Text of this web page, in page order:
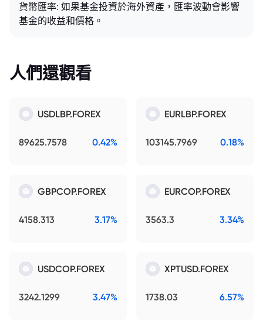
貨幣匯率: 如果基金投資於海外資產，匯率波動會影響
基金的收益和價格。
人們還觀看
USDLBP.FOREX
89625.7578 0.42%
EURLBP.FOREX
103145.7969 0.18%
GBPCOP.FOREX
4158.313 3.17%
EURCOP.FOREX
3563.3 3.34%
USDCOP.FOREX
3242.1299 3.47%
XPTUSD.FOREX
1738.03 6.57%